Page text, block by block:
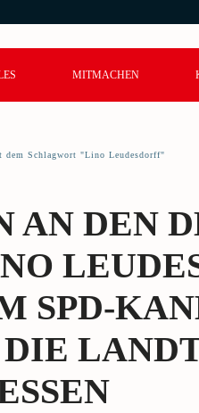
MITMACHEN
dem Schlagwort "Lino Leudesdorff"
AN DEN
SPD-